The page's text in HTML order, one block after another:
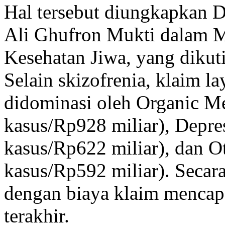
Hal tersebut diungkapkan
Ali Ghufron Mukti dalam
Kesehatan Jiwa, yang
Selain skizofrenia, klaim
didominasi oleh Organic
kasus/Rp928 miliar),
kasus/Rp622 miliar), dan
kasus/Rp592 miliar).
dengan biaya klaim
terakhir.